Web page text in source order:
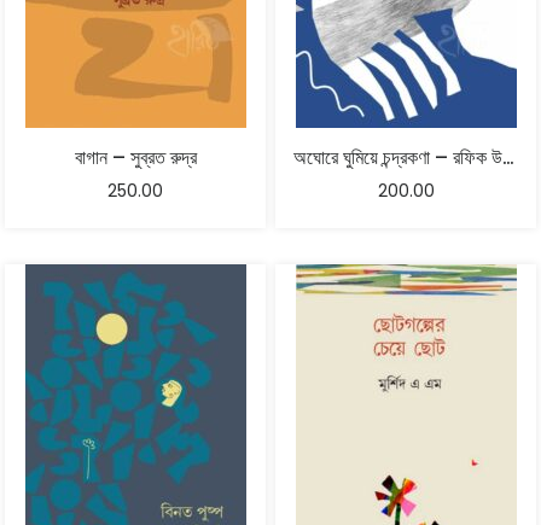
বাগান – সুব্রত রুদ্র
250.00
অঘোরে ঘুমিয়ে চন্দ্রকণা – রফিক উল ইসলাম
200.00